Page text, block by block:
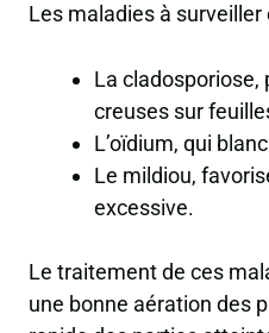
Les maladies à
La cladosporiose,
creuses sur
L’oïdium, qui
Le mildiou,
excessive.
Le traitement de ces
une bonne aération des